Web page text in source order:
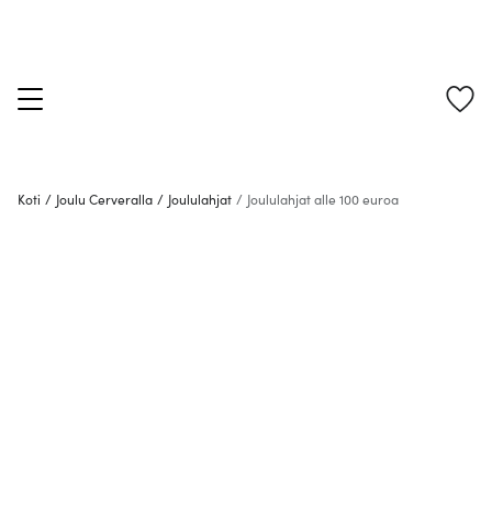
Koti / Joulu Cerveralla / Joululahjat / Joululahjat alle 100 euroa